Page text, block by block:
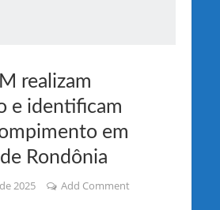
realizam
e identificam
em
Rondônia
2025 Add Comment